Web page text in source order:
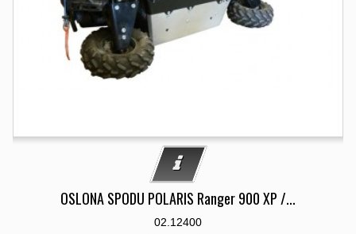
OSLONA SPODU POLARIS Ranger 900 XP /...
02.12400